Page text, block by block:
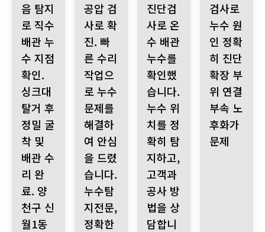
음 탐지
로 직수
배관 누
수 지점
확인.
싱크대
탈거 후
정밀 굴
착 및
배관 수
리 완
료. 양
천구 신
월1동
공압 검
사로 확
진. 빠
른 수리
작업으
로 누수
문제를
해결하
여 안심
을 드렸
습니다.
누수탐
지전문,
정확한
진단검
사로 온
수 배관
누수를
확인했
습니다.
누수 위
치를 정
확히 탐
지하고,
고객과
공사 방
법을 상
담합니
검사로
누수 원
인 정확
히 진단
확장 부
위 연결
부속 노
후화가
문제